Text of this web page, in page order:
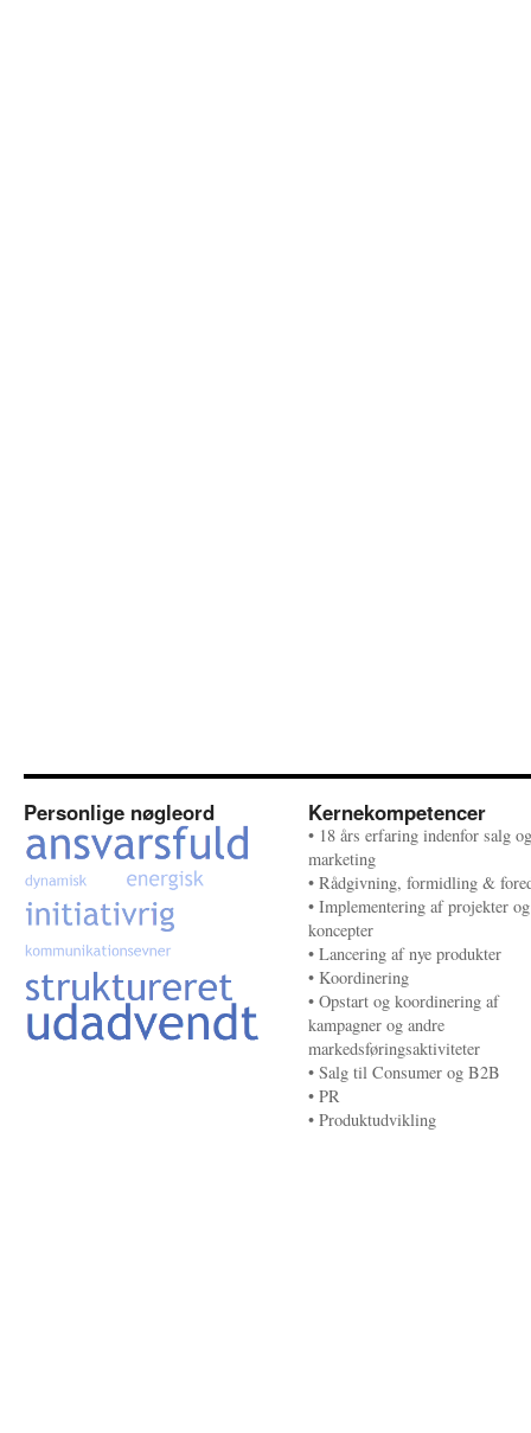
Personlige nøgleord Kernekompetencer
• 18 års erfaring indenfor salg og
marketing
• Rådgivning, formidling &
• Implementering af projekter og
koncepter
• Lancering af nye produkter
• Koordinering
• Opstart og koordinering af
kampagner og andre
markedsføringsaktiviteter
• Salg til Consumer og B2B
• PR
• Produktudvikling